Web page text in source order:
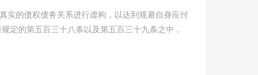
实的债权债务关系进行虚构，以达到规避自身应付
定的第五百三十八条以及第五百三十九条之中，